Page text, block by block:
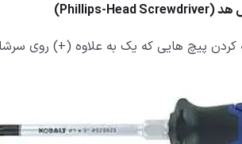
هد (Phillips-Head Screwdriver
)
کردن پیچ هایی که یک به علاوه (+) روی